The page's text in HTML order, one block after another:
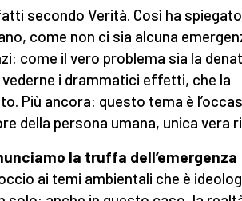
secondo Verità. Così ha
come non ci sia alcuna
come il vero problema sia la
i drammatici effetti, che la
Più ancora: questo tema è
della persona umana, unica vera
la truffa dell’emergenza
ai temi ambientali che è